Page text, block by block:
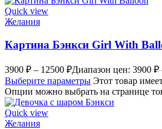
Quick view
Желания
Картина Бэнкси Girl With
3900 ₽ – 12500 ₽Диапазон цен: 3900 ₽
Выберите параметры Этот товар
Опции можно выбрать на странице
Quick view
Желания